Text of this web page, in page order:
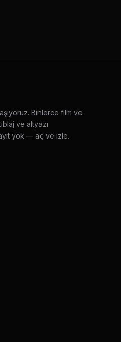
Binlerce film ve
ve altyazı
yok — aç ve izle.